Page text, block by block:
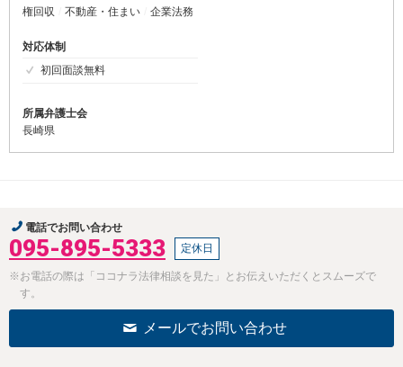
権回収
不動産・住まい 企業法務
対応体制
初回面談無料
所属弁護士会
長崎県
電話でお問い合わせ
095-895-5333 定休日
※お電話の際は「ココナラ法律相談を見た」とお伝えいただくとスムーズで
す。
メールでお問い合わせ